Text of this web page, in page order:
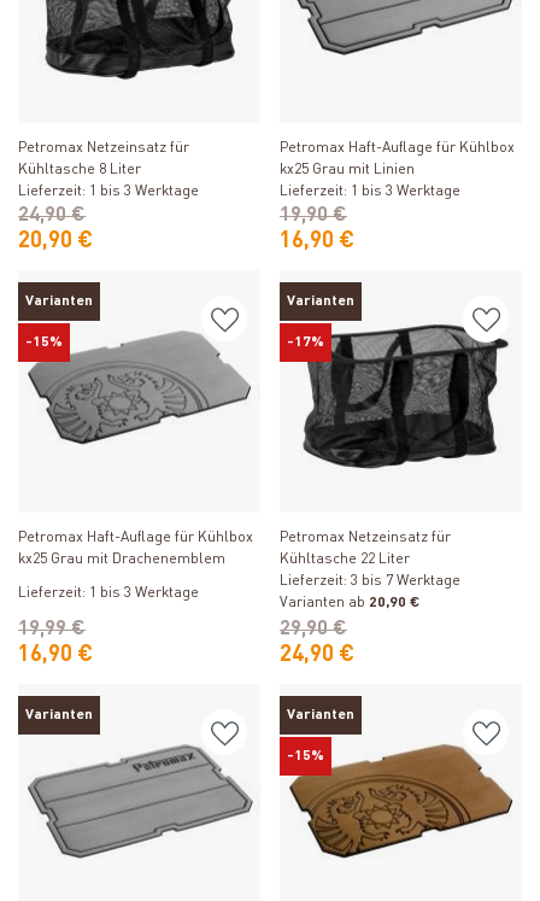
Petromax Netzeinsatz für
Kühltasche 8 Liter
Lieferzeit: 1 bis 3 Werktage
20,90 €
24,90 €
Petromax Haft-Auflage für Kühlbox
kx25 Grau mit Linien
Lieferzeit: 1 bis 3 Werktage
16,90 €
19,90 €
Varianten
-15%
Petromax Haft-Auflage für Kühlbox
kx25 Grau mit Drachenemblem
Lieferzeit: 1 bis 3 Werktage
16,90 €
19,99 €
Varianten
-17%
Petromax Netzeinsatz für
Kühltasche 22 Liter
Lieferzeit: 3 bis 7 Werktage
Varianten ab 20,90 €
24,90 €
29,90 €
Varianten Varianten
-15%